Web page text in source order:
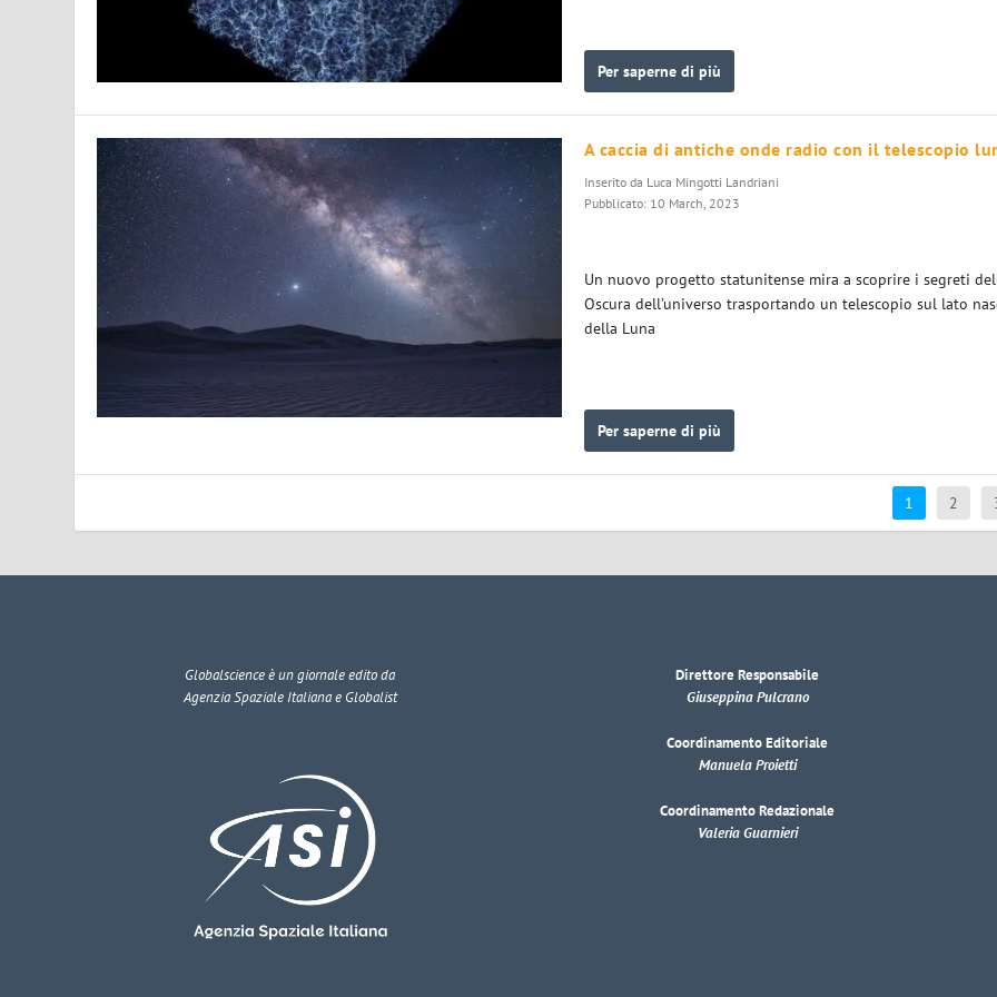
Per saperne di più
A caccia di antiche onde radio con il telescopio
Inserito da Luca Mingotti Landriani
Pubblicato: 10 March, 2023
Un nuovo progetto statunitense mira a scoprire i segreti
Oscura dell’universo trasportando un telescopio sul lato
della Luna
Per saperne di più
1 2
Globalscienceè un giornale edito da
Agenzia Spaziale Italiana e Globalist
Direttore Responsabile
Giuseppina Pulcrano
Coordinamento Editoriale
Manuela Proietti
Coordinamento Redazionale
Valeria Guarnieri